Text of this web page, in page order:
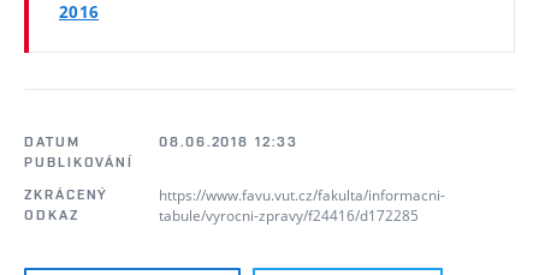
2016
DATUM
PUBLIKOVÁNÍ
08.06.2018 12:33
ZKRÁCENÝ
ODKAZ
https://www.favu.vut.cz/fakulta/informacni-
tabule/vyrocni-zpravy/f24416/d172285